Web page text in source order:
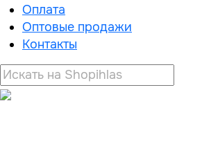
Оплата
Оптовые продажи
Контакты